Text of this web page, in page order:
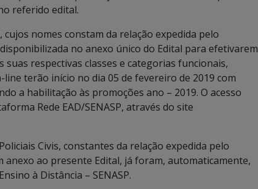
referido edital.
cujos nomes constam da relação expedida pelo
no anexo único do Edital para efetivarem
respectivas classes e categorias funcionais,
terão início no dia 05 de fevereiro de 2019 com
a habilitação às promoções ano – 2019. O acesso
Rede EAD/SENASP, através do site
Civis, constantes da relação expedida pelo
anexo ao presente Edital, já foram, automaticamente,
à Distância – SENASP.